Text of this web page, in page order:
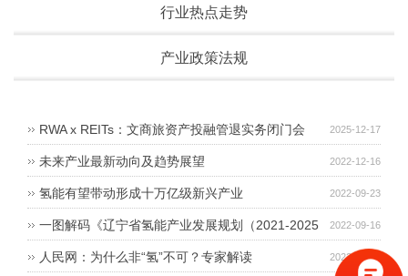
行业热点走势
产业政策法规
2025-12-17
RWA x REITs：文商旅资产投融管退实务闭门会
2022-12-16
未来产业最新动向及趋势展望
2022-09-23
氢能有望带动形成十万亿级新兴产业
2022-09-16
一图解码《辽宁省氢能产业发展规划（2021-2025
年）》 2022-09-08
人民网：为什么非“氢”不可？专家解读